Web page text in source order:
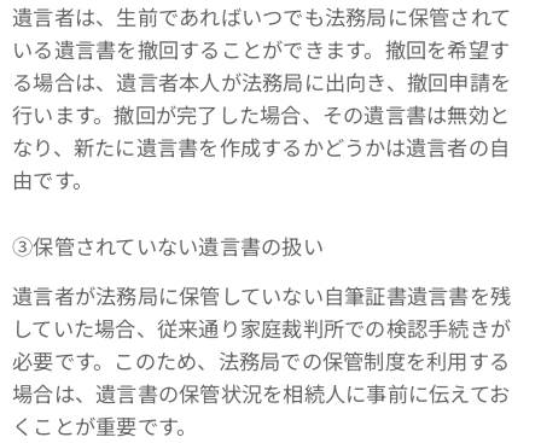
遺言者は、生前であればいつでも法務局に保管されて
いる遺言書を撤回することができます。撤回を希望す
る場合は、遺言者本人が法務局に出向き、撤回申請を
行います。撤回が完了した場合、その遺言書は無効と
なり、新たに遺言書を作成するかどうかは遺言者の自
由です。
③保管されていない遺言書の扱い
遺言者が法務局に保管していない自筆証書遺言書を残
していた場合、従来通り家庭裁判所での検認手続きが
必要です。このため、法務局での保管制度を利用する
場合は、遺言書の保管状況を相続人に事前に伝えてお
くことが重要です。